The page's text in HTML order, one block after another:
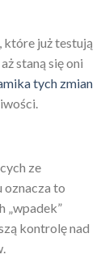
które już testują
staną się oni
tych zmian
ze
oznacza to
„wpadek”
kontrolę nad